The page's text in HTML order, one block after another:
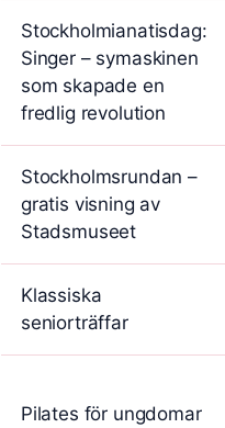
Stockholmianatisdag:
Singer – symaskinen
som skapade en
fredlig revolution
Stockholmsrundan –
gratis visning av
Stadsmuseet
Klassiska
seniorträffar
Pilates för ungdomar